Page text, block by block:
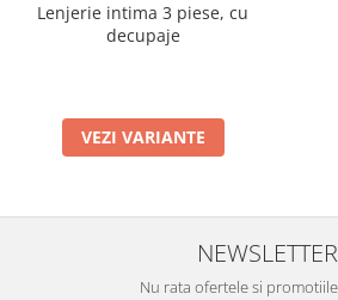
Lenjerie intima 3 piese, cu
decupaje
VEZI VARIANTE
NEWSLETTER
Nu rata ofertele si